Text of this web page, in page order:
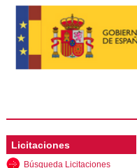
Licitaciones
Búsqueda Licitaciones